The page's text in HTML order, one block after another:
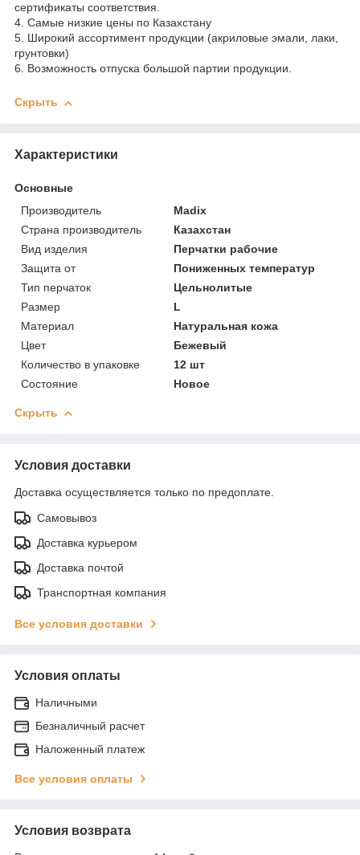
сертификаты соответствия.
4. Самые низкие цены по Казахстану
5. Широкий ассортимент продукции (акриловые эмали, лаки,
грунтовки)
6. Возможность отпуска большой партии продукции.
Скрыть
Характеристики
Основные
Производитель
Madix
Страна производитель
Казахстан
Вид изделия
Перчатки рабочие
Защита от
Пониженных температур
Тип перчаток
Цельнолитые
Размер
L
Материал
Натуральная кожа
Цвет
Бежевый
Количество в упаковке
12 шт
Состояние
Новое
Скрыть
Условия доставки
Доставка осуществляется только по предоплате.
Самовывоз
Доставка курьером
Доставка почтой
Транспортная компания
Все условия доставки
Условия оплаты
Наличными
Безналичный расчет
Наложенный платеж
Все условия оплаты
Условия возврата